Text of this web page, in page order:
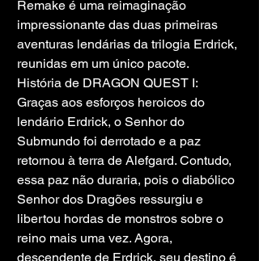
Remake é uma reimaginação
impressionante das duas primeiras
aventuras lendárias da trilogia Erdrick,
reunidas em um único pacote.
História de DRAGON QUEST I:
Graças aos esforços heroicos do
lendário Erdrick, o Senhor do
Submundo foi derrotado e a paz
retornou à terra de Alefgard. Contudo,
essa paz não duraria, pois o diabólico
Senhor dos Dragões ressurgiu e
libertou hordas de monstros sobre o
reino mais uma vez. Agora,
descendente de Erdrick, seu destino é